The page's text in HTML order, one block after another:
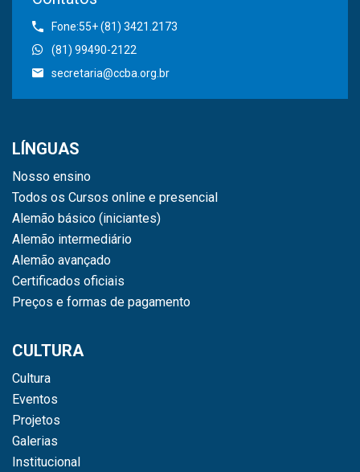
Fone:55+ (81) 3421.2173
(81) 99490-2122
secretaria@ccba.org.br
LÍNGUAS
Nosso ensino
Todos os Cursos online e presencial
Alemão básico (iniciantes)
Alemão intermediário
Alemão avançado
Certificados oficiais
Preços e formas de pagamento
CULTURA
Cultura
Eventos
Projetos
Galerias
Institucional